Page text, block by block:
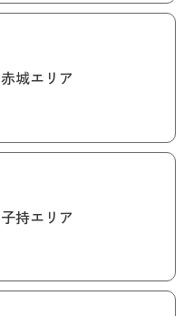
赤城エリア
子持エリア